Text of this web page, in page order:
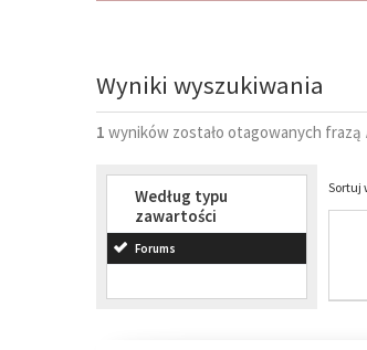
Wyniki wyszukiwania
1 wyników zostało otagowanych frazą
Według typu
zawartości
Forums
Sortuj